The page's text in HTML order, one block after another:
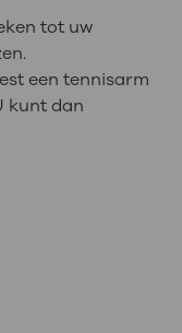
tot uw
een tennisarm
kunt dan